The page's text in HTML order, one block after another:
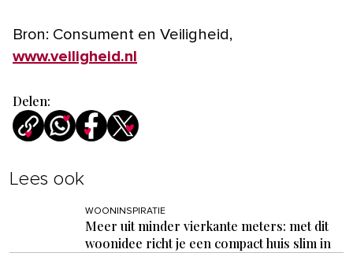
Bron: Consument en Veiligheid,
www.veiligheid.nl
Delen:
Lees ook
WOONINSPIRATIE
Meer uit minder vierkante meters: met dit
woonidee richt je een compact huis slim in